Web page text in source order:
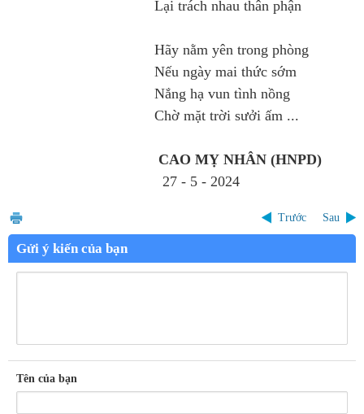
Lại trách nhau thân phận
Hãy nằm yên trong phòng
Nếu ngày mai thức sớm
Nắng hạ vun tình nồng
Chờ mặt trời sưởi ấm ...
CAO MỴ NHÂN (HNPD)
27 - 5 - 2024
Trước Sau
Gửi ý kiến của bạn
Tên của bạn